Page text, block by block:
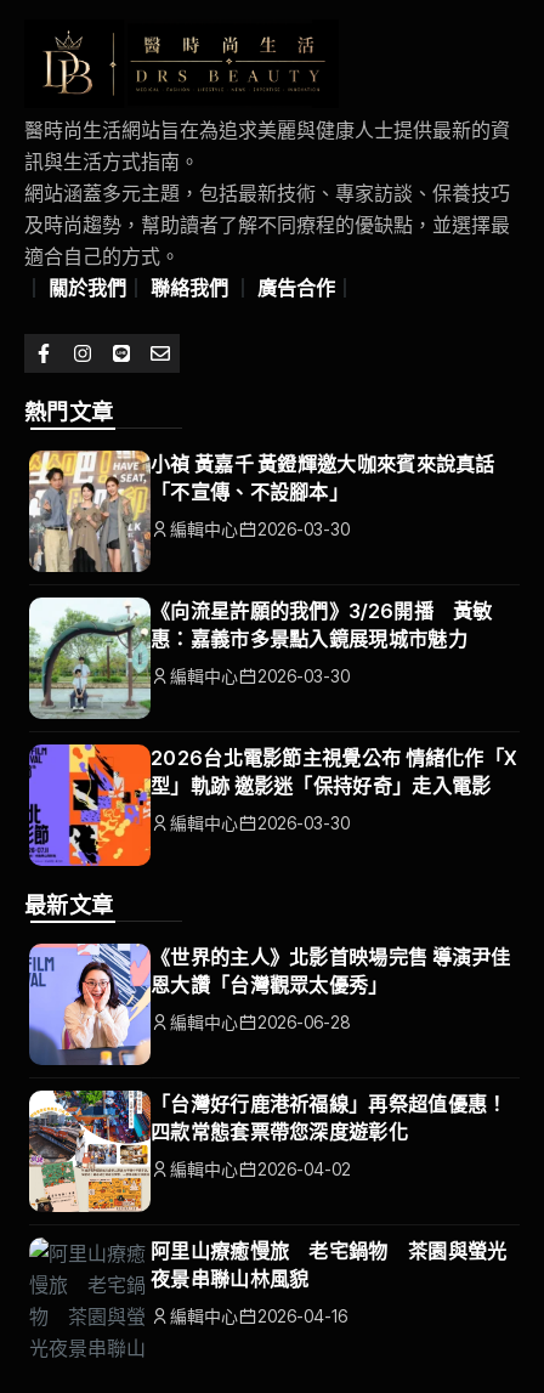
醫時尚生活網站旨在為追求美麗與健康人士提供最新的資
訊與生活方式指南。
網站涵蓋多元主題，包括最新技術、專家訪談、保養技巧
及時尚趨勢，幫助讀者了解不同療程的優缺點，並選擇最
適合自己的方式。
關於我們 聯絡我們 廣告合作
熱門文章
小禎 黃嘉千 黃鐙輝邀大咖來賓來說真話
「不宣傳、不設腳本」
編輯中心 2026-03-30
《向流星許願的我們》3/26開播 黃敏
惠：嘉義市多景點入鏡展現城市魅力
編輯中心 2026-03-30
2026台北電影節主視覺公布 情緒化作「X
型」軌跡 邀影迷「保持好奇」走入電影
編輯中心 2026-03-30
最新文章
《世界的主人》北影首映場完售 導演尹佳
恩大讚「台灣觀眾太優秀」
編輯中心 2026-06-28
「台灣好行鹿港祈福線」再祭超值優惠！
四款常態套票帶您深度遊彰化
編輯中心 2026-04-02
阿里山療癒慢旅 老宅鍋物 茶園與螢光
夜景串聯山林風貌
編輯中心 2026-04-16